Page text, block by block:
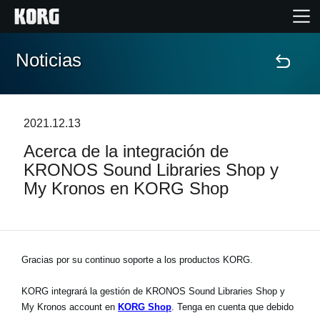
Inicio
Características
Eventos
Soporte
Noticias
2021.12.13
Acerca de la integración de
KRONOS Sound Libraries Shop y
My Kronos en KORG Shop
Gracias por su continuo soporte a los productos KORG.
KORG integrará la gestión de KRONOS Sound Libraries Shop y
My Kronos account en KORG Shop. Tenga en cuenta que debido